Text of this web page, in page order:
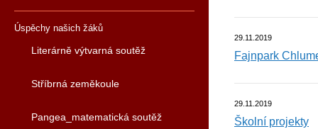
Úspěchy našich žáků
Literárně výtvarná soutěž
Stříbrná zeměkoule
Pangea_matematická soutěž
29.11.2019
Fajnpark
29.11.2019
Školní projekty